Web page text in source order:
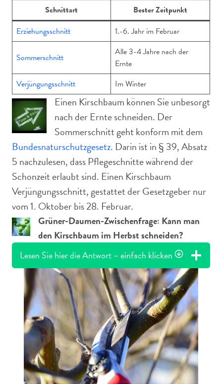
Schnittart
Bester Zeitpunkt
Erziehungsschnitt
1.-6. Jahr im Februar
Sommerschnitt
Alle 3-4 Jahre nach der
Ernte
Verjüngungsschnitt
Im Winter
Einen Kirschbaum können Sie unbesorgt
nach der Ernte schneiden. Der
Sommerschnitt geht konform mit dem
Bundesnaturschutzgesetz. Darin ist in § 39, Absatz
5 nachzulesen, dass Pflegeschnitte während der
Schonzeit erlaubt sind. Einen Kirschbaum
Verjüngungsschnitt, gestattet der Gesetzgeber nur
vom 1. Oktober bis 28. Februar.
Grüner-Daumen-Zwischenfrage: Kann man
den Kirschbaum im Herbst schneiden?
Lesen Sie hier die Antwort – einfach klicken